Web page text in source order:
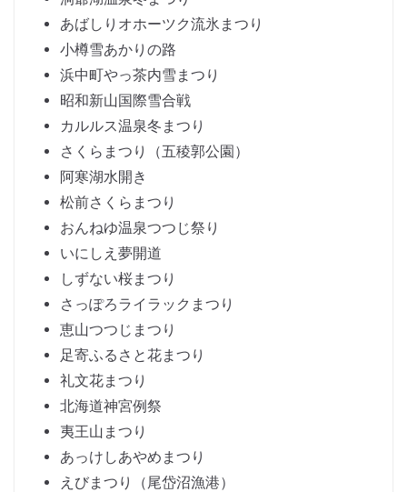
あばしりオホーツク流氷まつり
小樽雪あかりの路
浜中町やっ茶内雪まつり
昭和新山国際雪合戦
カルルス温泉冬まつり
さくらまつり（五稜郭公園）
阿寒湖水開き
松前さくらまつり
おんねゆ温泉つつじ祭り
いにしえ夢開道
しずない桜まつり
さっぽろライラックまつり
恵山つつじまつり
足寄ふるさと花まつり
礼文花まつり
北海道神宮例祭
夷王山まつり
あっけしあやめまつり
えびまつり（尾岱沼漁港）